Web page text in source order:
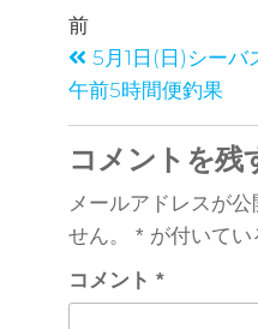
b
o
o
k
前
5月1日(日)シーバ
午前5時間便釣果
コメントを残
メールアドレスが
せん。
*が付いてい
コメント *